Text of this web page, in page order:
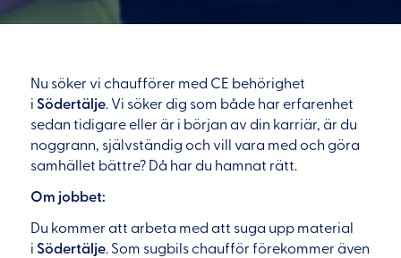
Nu söker vi chaufförer med CE behörighet
i Södertälje. Vi söker dig som både har erfarenhet
sedan tidigare eller är i början av din karriär, är du
noggrann, självständig och vill vara med och göra
samhället bättre? Då har du hamnat rätt.
Om jobbet:
Du kommer att arbeta med att suga upp material
i Södertälje. Som sugbils chaufför förekommer även